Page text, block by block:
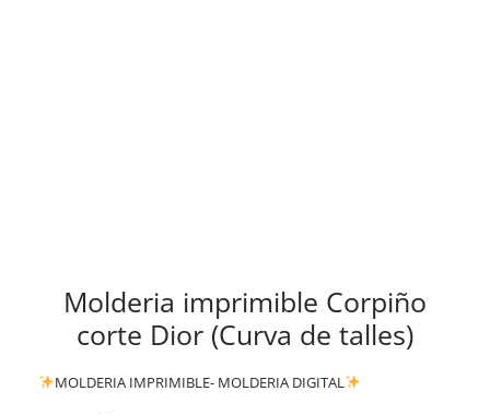
Molderia imprimible Corpiño
corte Dior (Curva de talles)
MOLDERIA IMPRIMIBLE- MOLDERIA DIGITAL